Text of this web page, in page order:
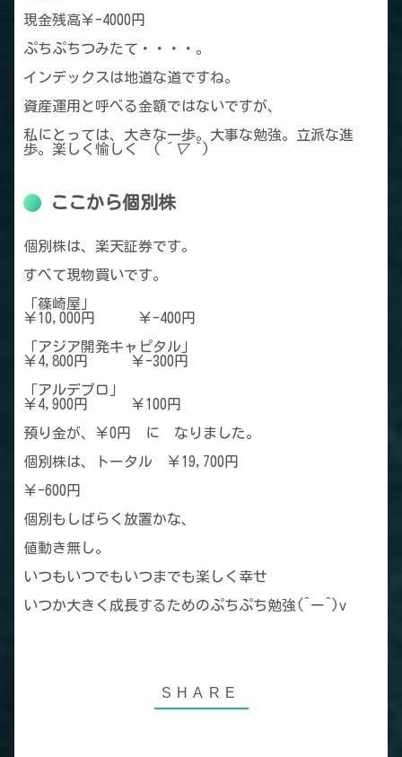
現金残高￥-4000円
ぷちぷちつみたて・・・・。
インデックスは地道な道ですね。
資産運用と呼べる金額ではないですが、
私にとっては、大きな一歩。大事な勉強。立派な進
歩。楽しく愉しく (
´▽｀ )
ここから個別株
個別株は、楽天証券です。
すべて現物買いです。
「篠崎屋」
￥10,000円 ￥-400円
「アジア開発キャピタル」
￥4,800円 ￥-300円
「アルデプロ」
￥4,900円 ￥100円
預り金が、￥0円 に なりました。
個別株は、トータル ￥19,700円
￥-600円
個別もしばらく放置かな、
値動き無し。
いつもいつでもいつまでも楽しく幸せ
いつか大きく成長するためのぷちぷち勉強(^ー^)v